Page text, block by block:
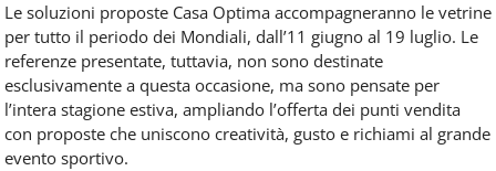
Le soluzioni proposte Casa Optima accompagneranno le vetrine
per tutto il periodo dei Mondiali, dall’11 giugno al 19 luglio. Le
referenze presentate, tuttavia, non sono destinate
esclusivamente a questa occasione, ma sono pensate per
l’intera stagione estiva, ampliando l’offerta dei punti vendita
con proposte che uniscono creatività, gusto e richiami al grande
evento sportivo.